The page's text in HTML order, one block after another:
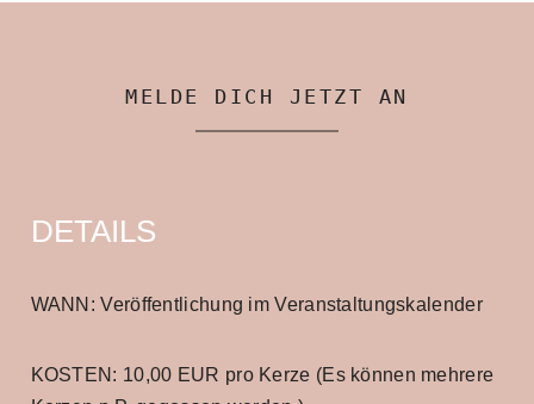
MELDE DICH JETZT AN
DETAILS
WANN: Veröffentlichung im Veranstaltungskalender
KOSTEN: 10,00 EUR pro Kerze (Es können mehrere